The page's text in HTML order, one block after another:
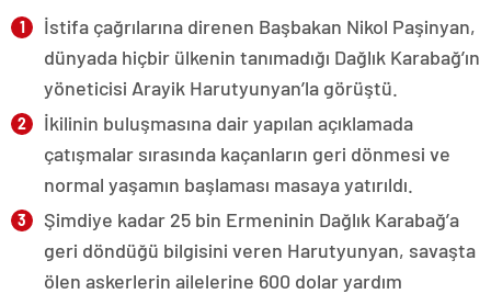
İstifa çağrılarına direnen Başbakan Nikol Paşinyan,
dünyada hiçbir ülkenin tanımadığı Dağlık Karabağ’ın
yöneticisi Arayik Harutyunyan’la görüştü.
İkilinin buluşmasına dair yapılan açıklamada
çatışmalar sırasında kaçanların geri dönmesi ve
normal yaşamın başlaması masaya yatırıldı.
Şimdiye kadar 25 bin Ermeninin Dağlık Karabağ’a
geri döndüğü bilgisini veren Harutyunyan, savaşta
ölen askerlerin ailelerine 600 dolar yardım